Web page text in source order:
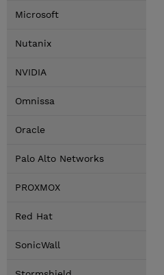
Microsoft
Nutanix
NVIDIA
Omnissa
Oracle
Palo Alto Networks
PROXMOX
Red Hat
SonicWall